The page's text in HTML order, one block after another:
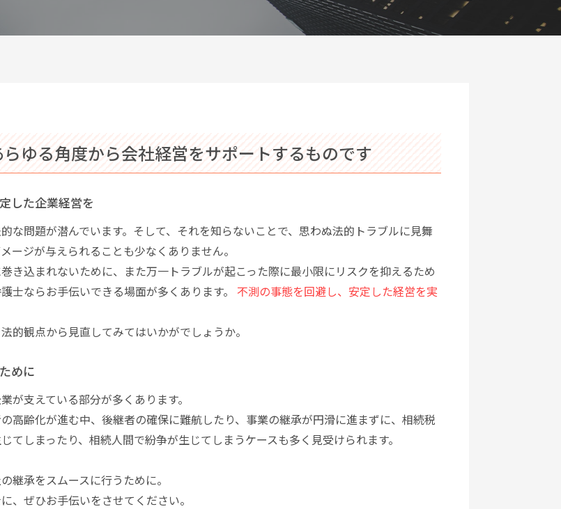
ゆる角度から会社経営をサポートするものです
した企業経営を
な問題が潜んでいます。そして、それを知らないことで、思わぬ法的トラブルに見舞
ージが与えられることも少なくありません。
き込まれないために、また万一トラブルが起こった際に最小限にリスクを抑えるため
士ならお手伝いできる場面が多くあります。 不測の事態を回避し、安定した経営を実
的観点から見直してみてはいかがでしょうか。
めに
が支えている部分が多くあります。
高齢化が進む中、後継者の確保に難航したり、事業の継承が円滑に進まずに、相続税
てしまったり、相続人間で紛争が生じてしまうケースも多く見受けられます。
継承をスムースに行うために。
、ぜひお手伝いをさせてください。